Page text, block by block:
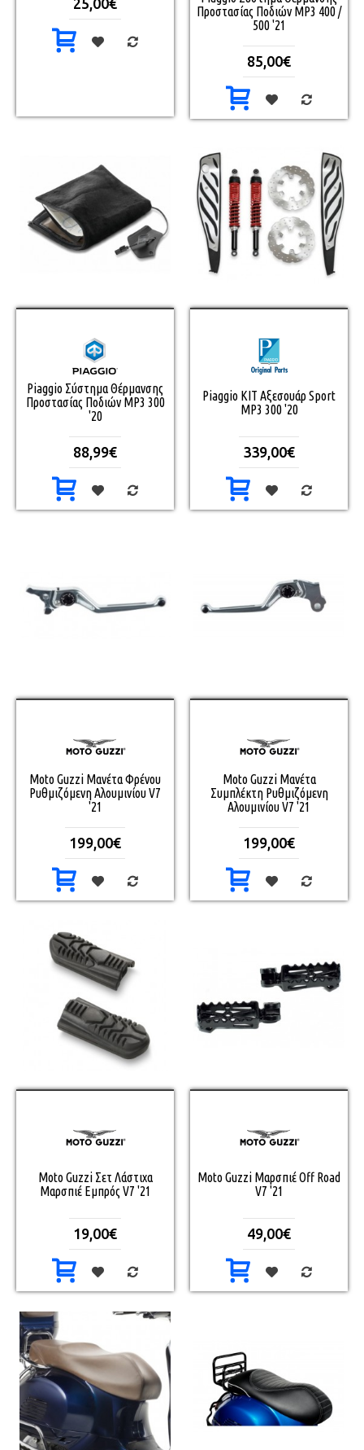
25,00€
Προστασίας Ποδιών MP3 400 /
500 '21
85,00€
Piaggio Σύστημα Θέρμανσης
Προστασίας Ποδιών MP3 300
'20
88,99€
Piaggio ΚΙΤ Αξεσουάρ Sport
MP3 300 '20
339,00€
Moto Guzzi Μανέτα Φρένου
Ρυθμιζόμενη Αλουμινίου V7
'21
199,00€
Moto Guzzi Μανέτα
Συμπλέκτη Ρυθμιζόμενη
Αλουμινίου V7 '21
199,00€
Moto Guzzi Σετ Λάστιχα
Μαρσπιέ Εμπρός V7 '21
19,00€
Moto Guzzi Μαρσπιέ Off Road
V7 '21
49,00€